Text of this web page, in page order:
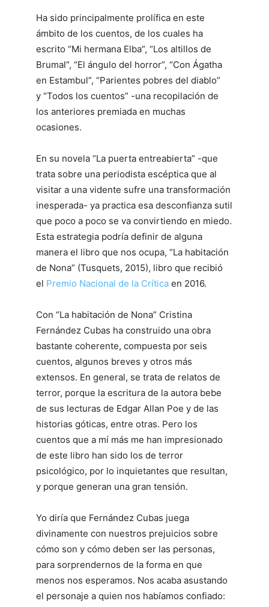
Ha sido principalmente prolífica en este
ámbito de los cuentos, de los cuales ha
escrito “Mi hermana Elba”, “Los altillos de
Brumal”, “El ángulo del horror”, “Con Ágatha
en Estambul”, “Parientes pobres del diablo”
y “Todos los cuentos” -una recopilación de
los anteriores premiada en muchas
ocasiones.
En su novela “La puerta entreabierta” -que
trata sobre una periodista escéptica que al
visitar a una vidente sufre una transformación
inesperada-​ ya practica esa desconfianza sutil
que poco a poco se va convirtiendo en miedo.
Esta estrategia podría definir de alguna
manera el libro que nos ocupa, “La habitación
de Nona” (Tusquets, 2015), libro que recibió
el Premio Nacional de la Crítica en 2016.
Con “La habitación de Nona” Cristina
Fernández Cubas ha construido una obra
bastante coherente, compuesta por seis
cuentos, algunos breves y otros más
extensos. En general, se trata de relatos de
terror, porque la escritura de la autora bebe
de sus lecturas de Edgar Allan Poe y de las
historias góticas, entre otras. Pero los
cuentos que a mí más me han impresionado
de este libro han sido los de terror
psicológico, por lo inquietantes que resultan,
y porque generan una gran tensión.
Yo diría que Fernández Cubas juega
divinamente con nuestros prejuicios sobre
cómo son y cómo deben ser las personas,
para sorprendernos de la forma en que
menos nos esperamos. Nos acaba asustando
el personaje a quien nos habíamos confiado: